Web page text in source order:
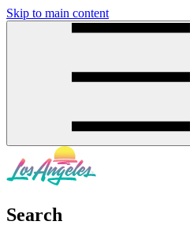
Skip to main content
Search